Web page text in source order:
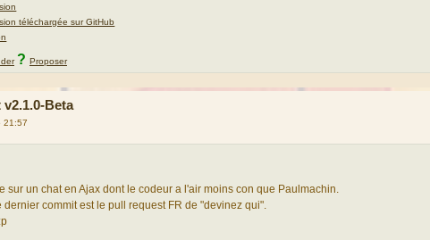
téléchargée sur GitHub
? Proposer
v2.1.0-Beta
21:57
sur un chat en Ajax dont le codeur a l'air moins con que Paulmachin.
commit est le pull request FR de "devinez qui".